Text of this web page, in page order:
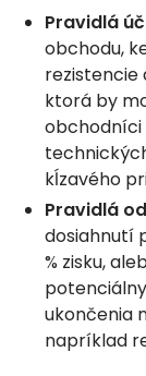
Pravidlá
obchodu,
rezistencie
ktorá by
obchodníci
kĺzavého
Pravidlá
dosiahnutí
% zisku,
ukončenia
napríklad